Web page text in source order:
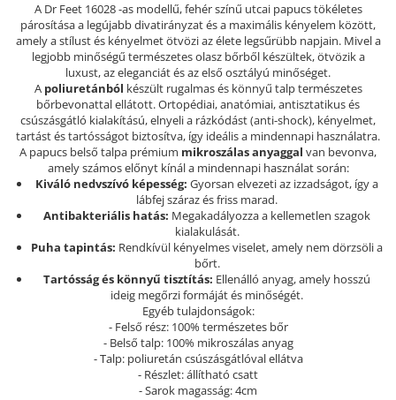
Férfi csukott papucs - Leon
Női nyitott papucs - Leon
Női szandál - Leon
Férfi nyitott papucs
NYÁRI NŐI LÁBBELI KOLLEKCIÓ
Szandál
Papucs
NYARI FÉRFI LÁBBELI KOLLEKCIÓ
GYEREK SZANDÁL ÉS PAPUCS
STERILIZÁLHATÓ KLUMPA
TÉLI GYAPJÚ PAPUCSOK - női és
férfi
KIVEHETŐ TALPBETÉTES KLUMPA
BÜTYKÖS LÁBRA VALÓ PAPUCS
MUNKAVÉDELMI TANUSÍTVÁNNYAL
A Dr Feet 16028 -as modellű, fehér színű utcai papucs tökéletes
párosítása a legújabb divatirányzat és a maximális kényelem között,
amely a stílust és kényelmet ötvözi az élete legsűrübb napjain. Mivel a
legjobb minőségű természetes olasz bőrből készültek, ötvözik a
luxust, az eleganciát és az első osztályú minőséget.
A poliuretánból készült rugalmas és könnyű talp természetes
bőrbevonattal ellátott. Ortopédiai, anatómiai, antisztatikus és
csúszásgátló kialakítású, elnyeli a rázkódást (anti-shock), kényelmet,
tartást és tartósságot biztosítva, így ideális a mindennapi használatra.
A papucs belső talpa prémium mikroszálas anyaggal van bevonva,
amely számos előnyt kínál a mindennapi használat során:
Kiváló nedvszívó képesség: Gyorsan elvezeti az izzadságot, így a
lábfej száraz és friss marad.
Antibakteriális hatás: Megakadályozza a kellemetlen szagok
kialakulását.
Puha tapintás: Rendkívül kényelmes viselet, amely nem dörzsöli a
bőrt.
Tartósság és könnyű tisztítás: Ellenálló anyag, amely hosszú
ideig megőrzi formáját és minőségét.
Egyéb tulajdonságok:
- Felső rész: 100% természetes bőr
- Belső talp: 100% mikroszálas anyag
- Talp: poliuretán csúszásgátlóval ellátva
- Részlet: állítható csatt
- Sarok magasság: 4cm